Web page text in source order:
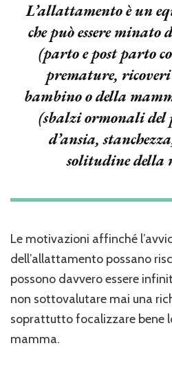
L’allattamento è un
che può essere
(parto e post parto
premature, ricoveri
bambino o della
(sbalzi ormonali del
d’ansia,
solitudine della
Le motivazioni affinché
dell’allattamento possano
possono davvero essere
non sottovalutare mai una
soprattutto focalizzare bene
mamma.